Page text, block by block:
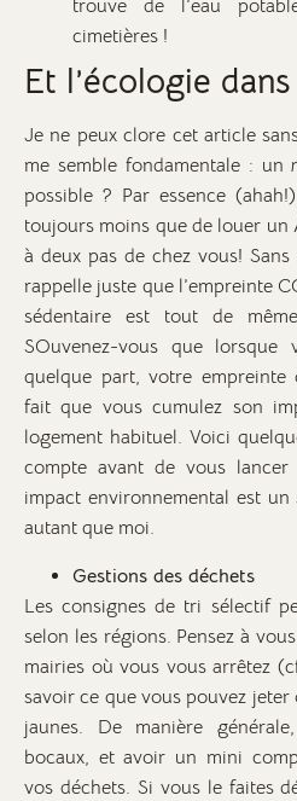
trouve de l’eau
cimetières !
Et l’écologie
Je ne peux clore cet article
me semble fondamentale : un
possible ? Par essence
toujours moins que de louer
à deux pas de chez vous!
rappelle juste que l’empreinte
sédentaire est tout de
SOuvenez-vous que lorsque
quelque part, votre empreinte
fait que vous cumulez son
logement habituel. Voici
compte avant de vous lancer
impact environnemental est
autant que moi.
Gestions des déchets
Les consignes de tri sélectif
selon les régions. Pensez à
mairies où vous vous arrêtez
savoir ce que vous pouvez
jaunes. De manière
bocaux, et avoir un mini
vos déchets. Si vous le faites